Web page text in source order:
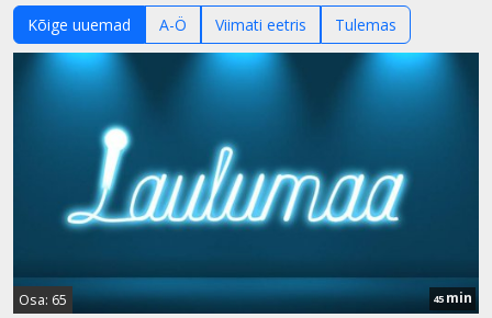
Kõige uuemad A-Ö Viimati eetris Tulemas
Osa: 65 45 min